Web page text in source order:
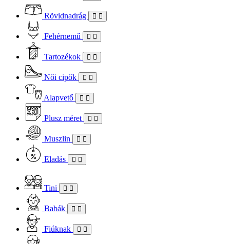
Rövidnadrág
Fehérnemű
Tartozékok
Női cipők
Alapvető
Plusz méret
Muszlin
Eladás
Tini
Babák
Fiúknak